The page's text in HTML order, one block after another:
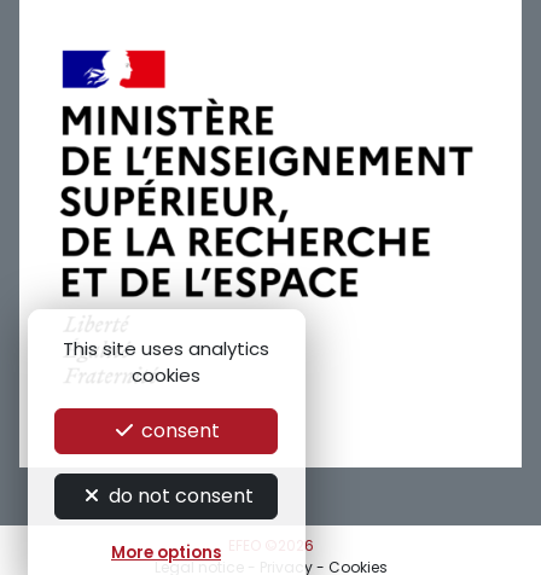
EFEO ©2026
Legal notice
Privacy- Cookies
This site uses analytics
cookies
consent
do not consent
More options